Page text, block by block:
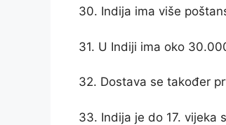
30. Indija ima više
31. U Indiji ima oko
32. Dostava se također
33. Indija je do 17. vijeka